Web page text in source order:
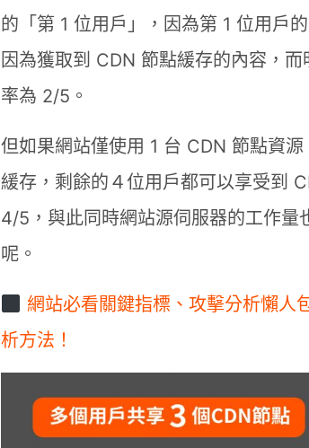
的「第 1 位用戶」，因為第 1 位用戶
因為獲取到 CDN 節點緩存的內容，
率為 2/5。
但如果網站僅使用 1 台 CDN 節點資
緩存，剩餘的４位用戶都可以享受到
4/5，與此同時網站源伺服器的工作
呢。
網站必看關鍵指標、攻擊分析懶
析方法！